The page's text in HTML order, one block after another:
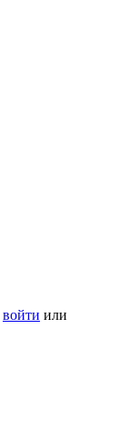
войти или